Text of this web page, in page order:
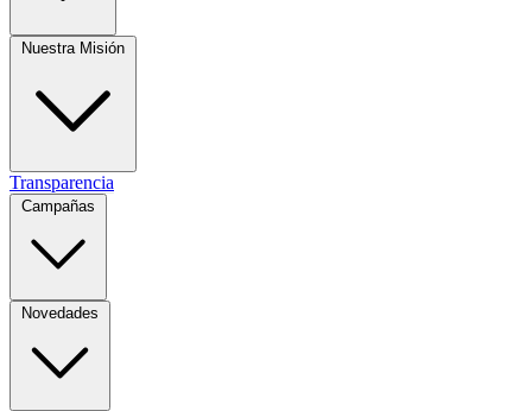
Nuestra Misión
Transparencia
Campañas
Novedades